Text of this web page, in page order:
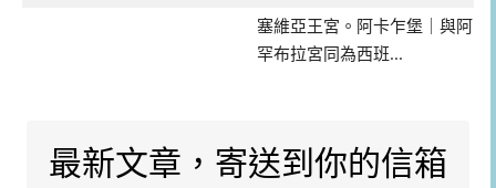
塞維亞王宮。阿卡乍堡｜與阿
罕布拉宮同為西班...
最新文章，寄送到你的信箱